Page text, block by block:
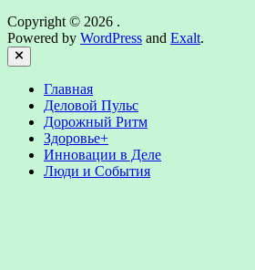
Copyright © 2026 .
Powered by WordPress and Exalt.
Close
Главная
Деловой Пульс
Дорожный Ритм
Здоровье+
Инновации в Деле
Люди и События